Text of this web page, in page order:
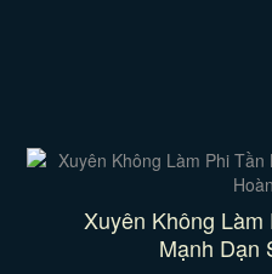
Xuyên Không
Mạnh Dạn